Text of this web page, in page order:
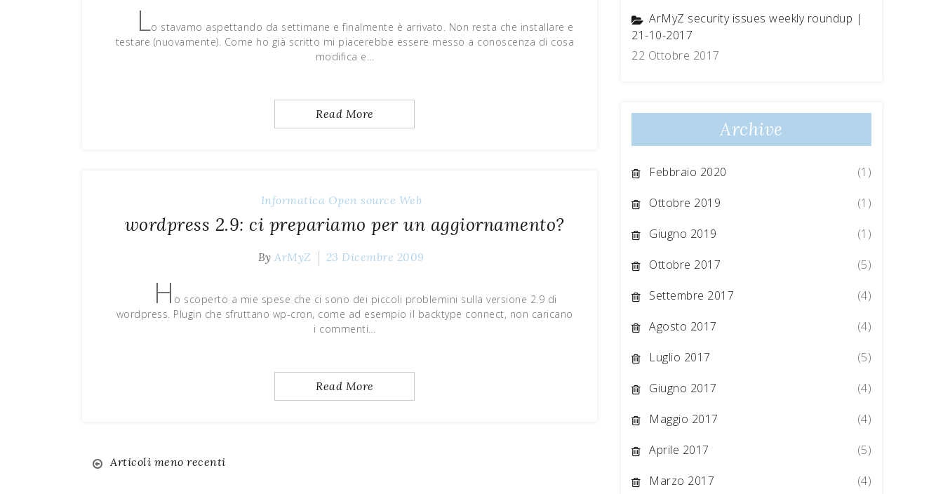
Lo stavamo aspettando da settimane e finalmente è arrivato. Non resta che installare e
testare (nuovamente). Come ho già scritto mi piacerebbe essere messo a conoscenza di cosa
modifica e…
Read More
Informatica Open source Web
wordpress 2.9: ci prepariamo per un aggiornamento?
ByArMyZ 23 Dicembre 2009
H o scoperto a mie spese che ci sono dei piccoli problemini sulla versione 2.9 di
wordpress. Plugin che sfruttano wp-cron, come ad esempio il backtype connect, non caricano
i commenti…
Read More
Navigazione
Articoli meno recenti
ArMyZ security issues weekly roundup |
21-10-2017
22 Ottobre 2017
Archive
Febbraio 2020
(1)
Ottobre 2019
(1)
Giugno 2019
(1)
Ottobre 2017
(5)
Settembre 2017
(4)
Agosto 2017
(4)
Luglio 2017
(5)
Giugno 2017
(4)
Maggio 2017
(4)
Aprile 2017
(5)
Marzo 2017
(4)